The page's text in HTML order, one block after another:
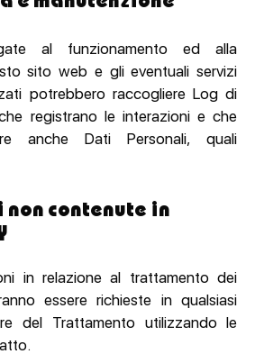
al funzionamento ed alla
sito web e gli eventuali servizi
potrebbero raccogliere Log di
registrano le interazioni e che
anche Dati Personali, quali
contenute in
in relazione al trattamento dei
essere richieste in qualsiasi
del Trattamento utilizzando le